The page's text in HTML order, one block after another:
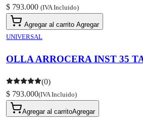
$ 793.000 (IVA Incluido)
Agregar al carrito Agregar
UNIVERSAL
OLLA ARROCERA INST 35
(0)
$ 793.000(IVA Incluido)
Agregar al carritoAgregar